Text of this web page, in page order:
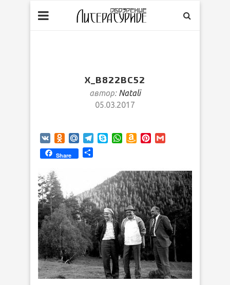
X_B822BC52
автор: Natali
05.03.2017
VK Odnoklassniki
Mail.RuTelegram
SkypeWhatsApp
AmazonPinterest
Share